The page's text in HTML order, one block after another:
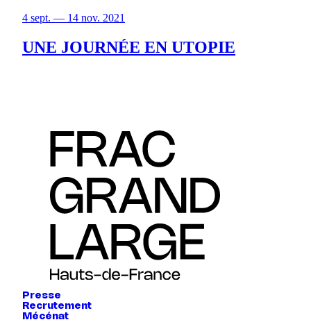
4 sept. — 14 nov. 2021
UNE JOURNÉE EN UTOPIE
Presse
Recrutement
Mécénat